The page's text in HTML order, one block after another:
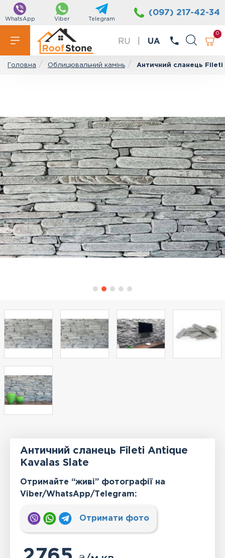
WhatsApp Viber Telegram
(097) 217-42-34
RU UA
0
Головна Облицювальний камінь Античний сланець Fileti
Античний сланець Fileti Antique
Kavalas Slate
Отримайте “живі” фотографії на
Viber/WhatsApp/Тelegram:
Отримати фото